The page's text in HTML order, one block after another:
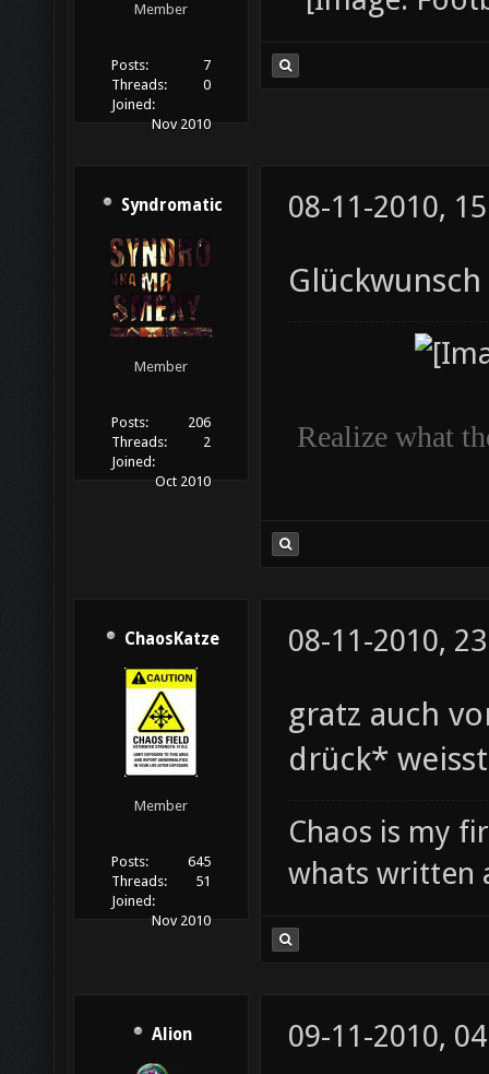
Member
Posts:
7
Threads:
0
Joined:
Nov 2010
Syndromatic
Member
Posts:
206
Threads:
2
Joined:
Oct 2010
08-11-2010,
Realize what
ChaosKatze
Member
Posts:
645
Threads:
51
Joined:
Nov 2010
08-11-2010,
gratz auch
drück*
Chaos is my
whats written
Alion 09-11-2010,